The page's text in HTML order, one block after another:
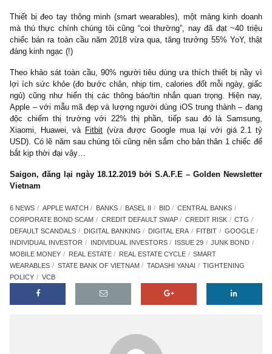
Trên quan sát thực tế của chúng tôi, với sự hợp tác của Momo
nhiều chủ shop, VNPay với >50,000 điểm chấp nhận và ngày
nhiều người biết sử dụng mã QR, tương lai Việt Nam bắt kịp
Quốc trong công cuộc phát triển “XH không tiền mặt” và “digital
không còn xa. Đây sẽ là xu hướng tất yếu và là thách thức
việc giữ thị phần cỉa các NH truyền thống 10-15 năm tới.
6> Thiết bị đeo thông minh (smart wearables) đang là một
tăng trưởng “thần tốc”, dậy nên cuộc đua thú vị giữa các
sản xuất công nghệ
chiếc bán ra toàn cầu năm 2018 vừa qua, tăng trưởng 55%